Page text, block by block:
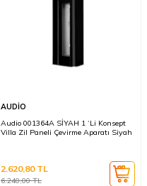
AUDİO
Audio 001364A SİYAH 1 ‘Li Konsept
Villa Zil Paneli Çevirme Aparatı Siyah
6.240,00TL
2.620,80TL